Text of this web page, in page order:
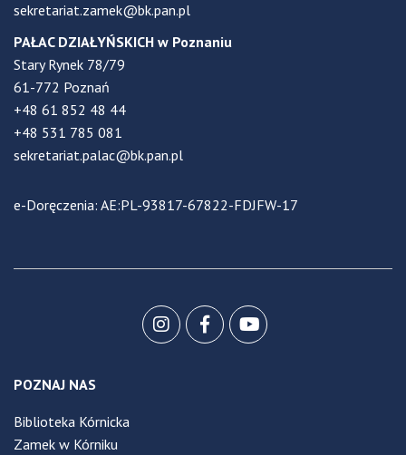
sekretariat.zamek@bk.pan.pl
PAŁAC DZIAŁYŃSKICH w Poznaniu
Stary Rynek 78/79
61-772 Poznań
+48 61 852 48 44
+48 531 785 081
sekretariat.palac@bk.pan.pl
e-Doręczenia: AE:PL-93817-67822-FDJFW-17
POZNAJ NAS
Biblioteka Kórnicka
Zamek w Kórniku